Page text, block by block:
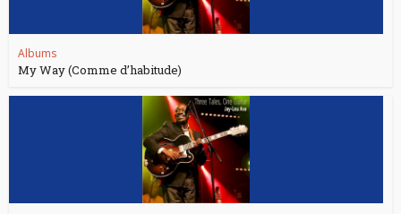
Albums
My Way (Comme d’habitude)